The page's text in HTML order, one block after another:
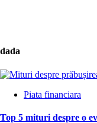
dada
Piata financiara
Top 5 mituri despre o